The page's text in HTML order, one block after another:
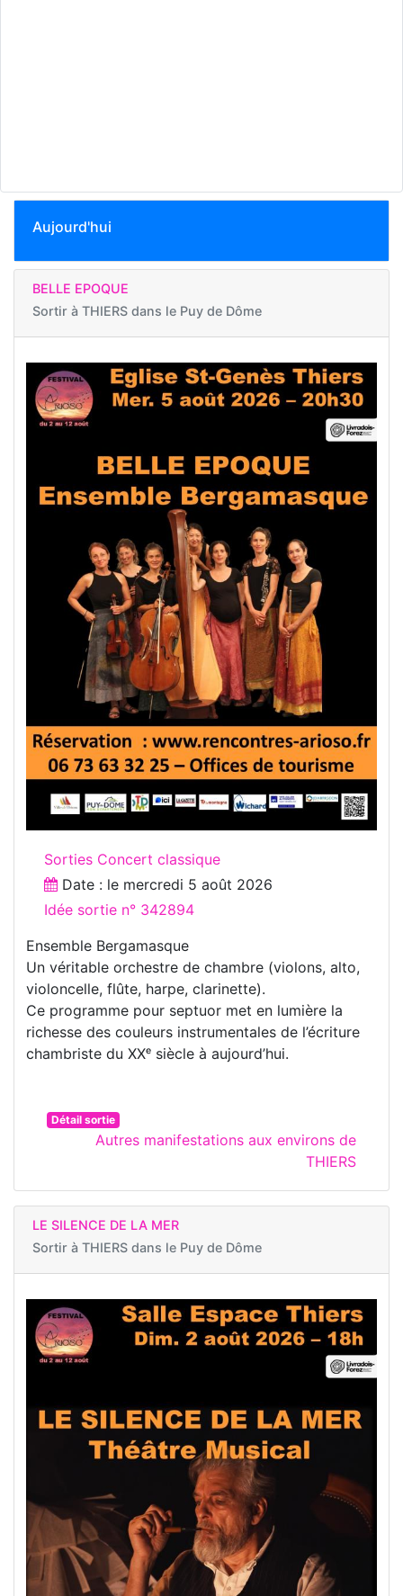
Aujourd'hui
BELLE EPOQUE
Sortir à THIERS dans le Puy de Dôme
Sorties Concert classique
Date : le mercredi 5 août 2026
Idée sortie n° 342894
Ensemble Bergamasque
Un véritable orchestre de chambre (violons, alto,
violoncelle, flûte, harpe, clarinette).
Ce programme pour septuor met en lumière la
richesse des couleurs instrumentales de l’écriture
chambriste du XXᵉ siècle à aujourd’hui.
Détail sortie
Autres manifestations aux environs de
THIERS
LE SILENCE DE LA MER
Sortir à THIERS dans le Puy de Dôme